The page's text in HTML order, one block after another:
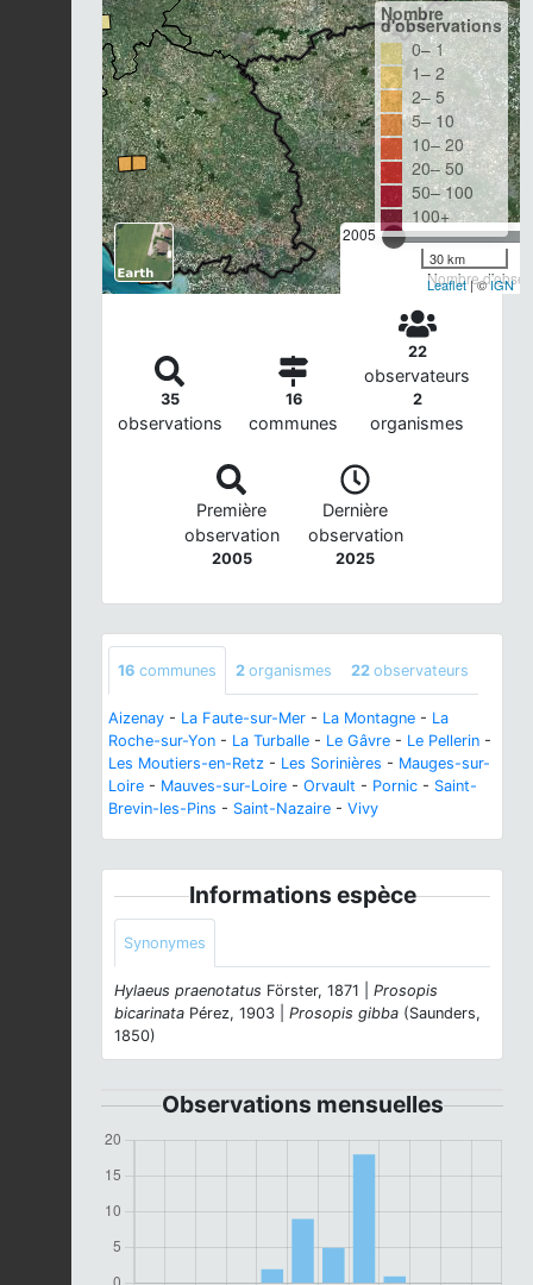
2005
Nombre
Nombre
d'observations
0– 1
1– 2
2– 5
5– 10
10– 20
20– 50
50– 100
100+
30 km
Leaflet| ©IGN
35
observations
16
communes
22
observateurs
2
organismes
Première
observation
2005
Dernière
observation
2025
16 communes 2 organismes 22 observateurs
Aizenay - La Faute-sur-Mer - La Montagne - La
Roche-sur-Yon - La Turballe - Le Gâvre - Le Pellerin -
Les Moutiers-en-Retz - Les Sorinières - Mauges-sur-
Loire - Mauves-sur-Loire - Orvault - Pornic - Saint-
Brevin-les-Pins - Saint-Nazaire - Vivy
Informations espèce
Synonymes
Hylaeus praenotatus Förster, 1871 | Prosopis
bicarinata Pérez, 1903 | Prosopis gibba (Saunders,
1850)
Observations mensuelles